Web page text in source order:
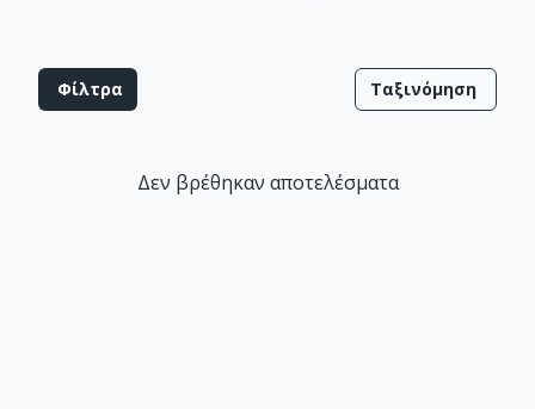
Φίλτρα Ταξινόμηση
Δεν βρέθηκαν αποτελέσματα